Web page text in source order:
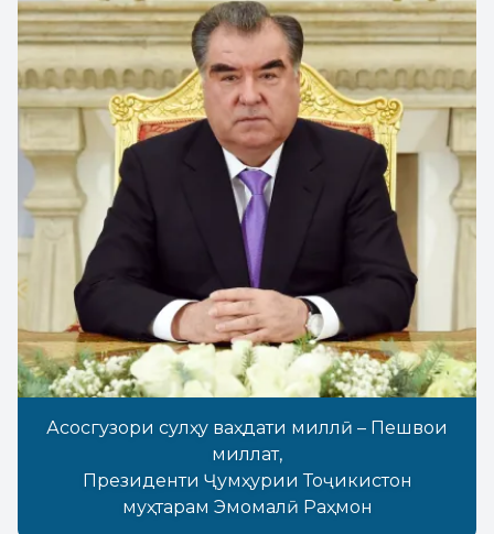
Асосгузори сулҳу ваҳдати миллӣ – Пешвои
миллат,
Президенти Ҷумҳурии Тоҷикистон
муҳтарам Эмомалӣ Раҳмон